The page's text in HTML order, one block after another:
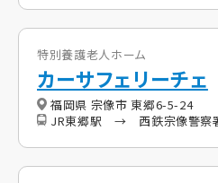
特別養護老人ホーム
カーサフェリーチェ
福岡県 宗像市 東郷6-5-24
JR東郷駅 → 西鉄宗像警